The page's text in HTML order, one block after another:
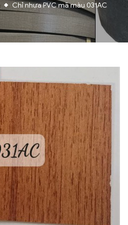
Chỉ nhựa PVC mã màu 031AC